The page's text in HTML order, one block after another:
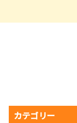
カテゴリー